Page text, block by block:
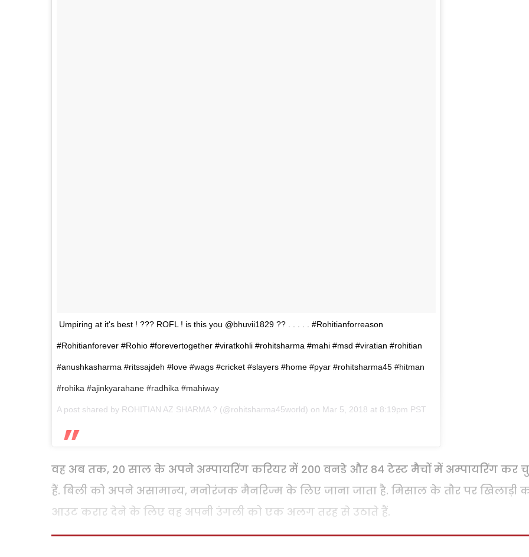
Umpiring at it's best ! ??? ROFL ! is this you @bhuvii1829 ?? . . . . . #Rohitianforreason
#Rohitianforever #Rohio #forevertogether #viratkohli #rohitsharma #mahi #msd #viratian #rohitian
#anushkasharma #ritssajdeh #love #wags #cricket #slayers #home #pyar #rohitsharma45 #hitman
#rohika #ajinkyarahane #radhika #mahiway
A post shared by ROHITIAN AZ SHARMA ? (@rohitsharma45world) on Mar 5, 2018 at 8:19pm PST
वह अब तक, 20 साल के अपने अम्पायरिंग करियर में 200 वनडे और 84 टेस्ट मैचों में अम्पायरिंग कर
हैं. बिली को अपने असामान्य, मनोरंजक मैनरिज्म के लिए जाना जाता है. मिसाल के तौर पर खिलाड़ी
आउट करार देने के लिए वह अपनी उंगली को एक अलग तरह से उठाते हैं.